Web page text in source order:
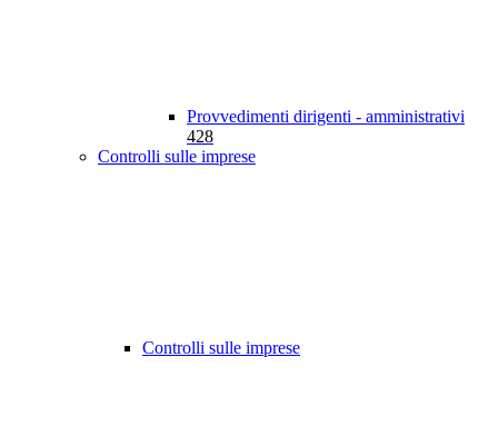
Provvedimenti dirigenti - amministrativi
428
Controlli sulle imprese
Controlli sulle imprese